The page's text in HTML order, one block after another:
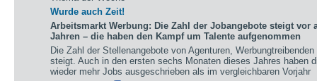
Wurde auch Zeit!
Arbeitsmarkt Werbung: Die Zahl der Jobangebote steigt vor
Jahren – die haben den Kampf um Talente aufgenommen
Die Zahl der Stellenangebote von Agenturen,
steigt. Auch in den ersten sechs Monaten dieses Jahres haben
wieder mehr Jobs ausgeschrieben als im vergleichbaren Vorjahr